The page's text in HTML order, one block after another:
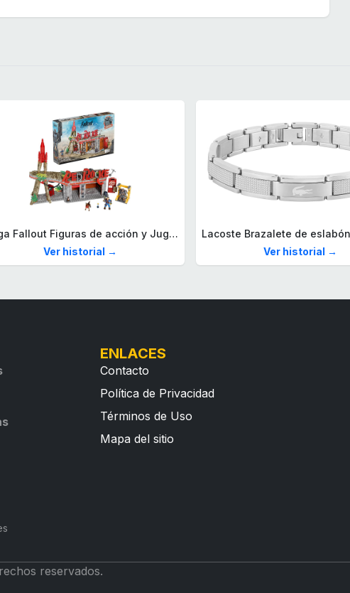
Mega Fallout Figuras de acción y Juguetes de construcción, Parada de Camiones Red Rocket con 824 Piezas, 2 Personajes articulados y Accesorios, para coleccionistas, HXT00
Ver historial →
Ver historial →
ENLACES
Contacto
Política de Privacidad
Términos de Uso
Mapa del sitio
reservados.